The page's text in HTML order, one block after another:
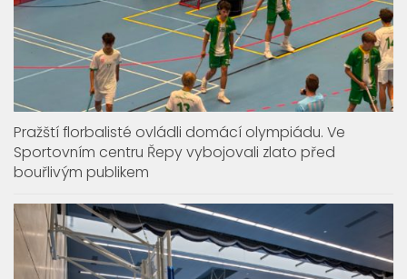
Pražští florbalisté ovládli domácí olympiádu. Ve
Sportovním centru Řepy vybojovali zlato před
bouřlivým publikem